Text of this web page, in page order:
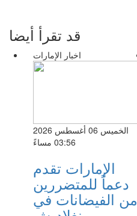
قد تقرأ أيضا
اخبار الإمارات
الخميس 06 أغسطس 2026
03:56 مساءً
الإمارات تقدم
دعماً للمتضررين
من الفيضانات في